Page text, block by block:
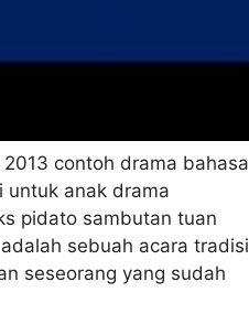
2013 contoh drama bahasa
untuk anak drama
pidato sambutan tuan
sebuah acara tradisi
seseorang yang sudah